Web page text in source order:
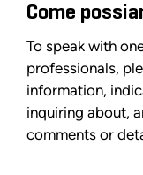
Come
To speak with
professionals,
information,
inquiring about,
comments or